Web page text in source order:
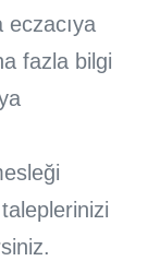
fazla bilgi